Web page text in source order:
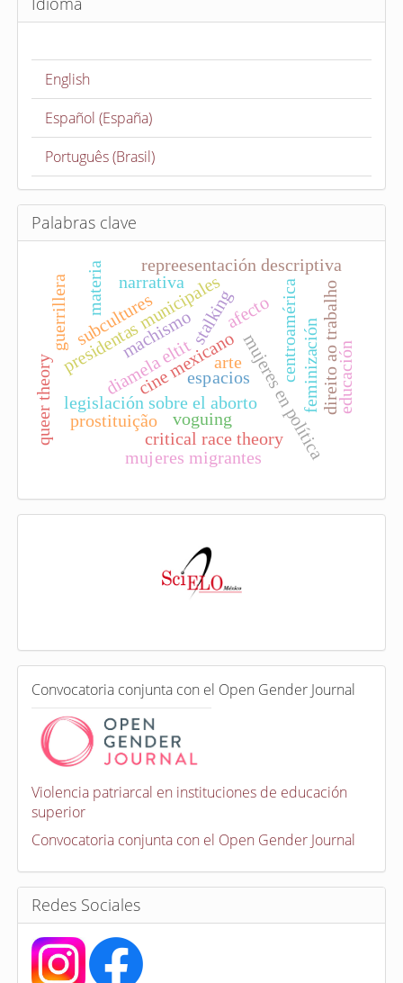
a
c
l
English
Español (España)
Português (Brasil)
Palabras clave
stalking
presidentas municipales
cine mexicanomujeres en política
legislación sobre el aborto
machismo feminización
repreesentación descriptiva
voguing
queer theory critical race theory
subcultures afecto
materia
mujeres migrantes
centroamérica
narrativa
espacios direito ao trabalho
diamela eltit arte
prostituição
guerrillera
educación
a
e
n
C
o
o
a
t
o
r
a
s
Convocatoria conjunta con el Open Gender Journal
Violencia patriarcal en instituciones de educación
superior
Convocatoria conjunta con el Open Gender Journal
Redes Sociales